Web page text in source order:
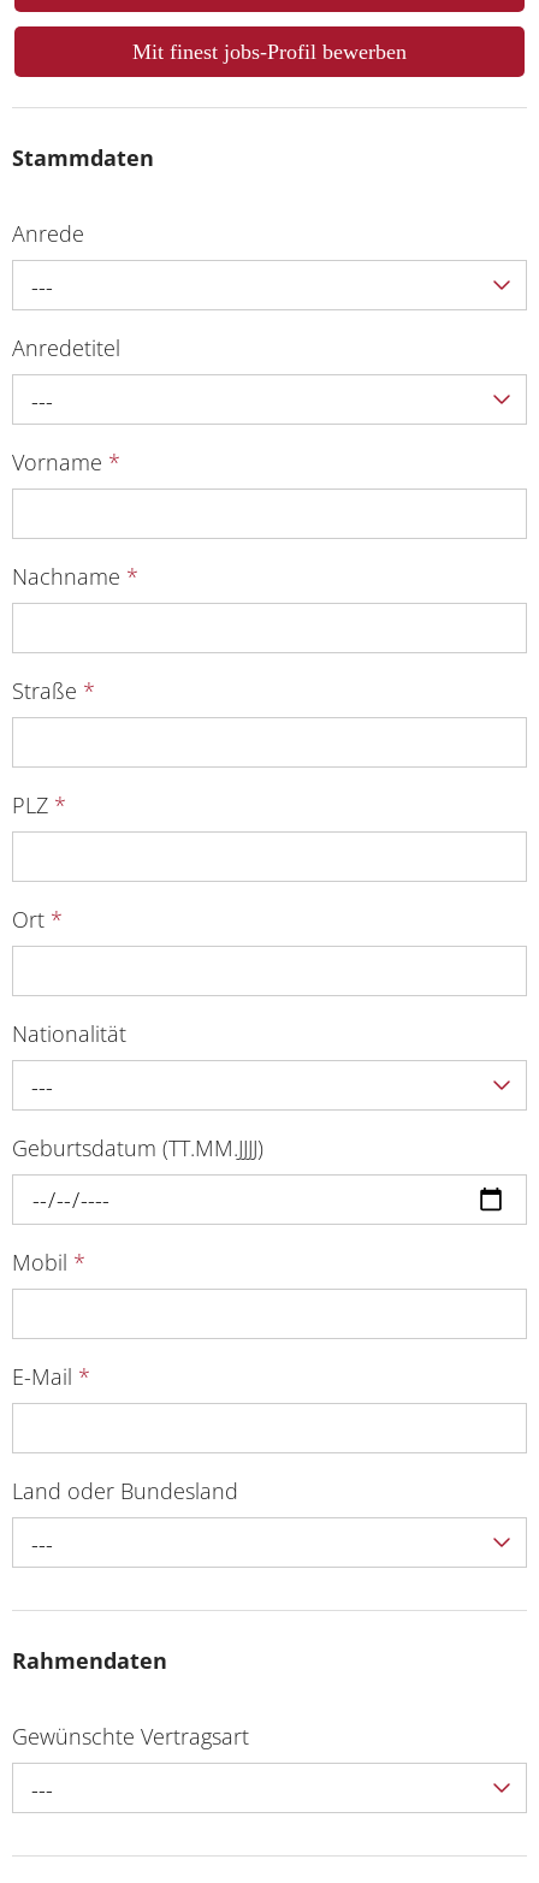
Mit finest jobs-Profil bewerben
Stammdaten
Anrede
---
Anredetitel
---
Vorname *
Nachname *
Straße *
PLZ *
Ort *
Nationalität
---
Geburtsdatum (TT.MM.JJJJ)
Mobil *
E-Mail *
Land oder Bundesland
---
Rahmendaten
Gewünschte Vertragsart
---